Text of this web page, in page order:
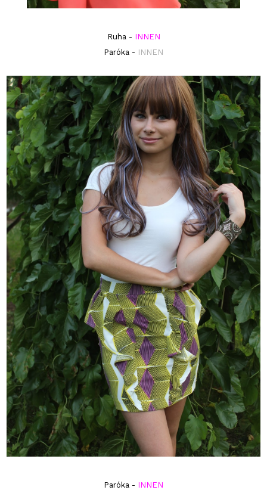
Ruha - INNEN
Paróka - INNEN
Paróka - INNEN